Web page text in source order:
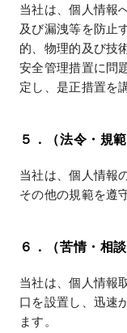
当社は、個人情報
及び漏洩等を防止
的、物理的及び技
安全管理措置に問
定し、是正措置を
５．（法令・規範
当社は、個人情報
その他の規範を遵
６．（苦情・相談
当社は、個人情報
口を設置し、迅速
ます。